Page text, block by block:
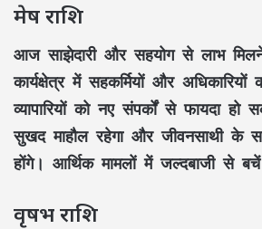
मेष राशि
आज साझेदारी और सहयोग से लाभ
कार्यक्षेत्र में सहकर्मियों और अधिकारियों
व्यापारियों को नए संपर्कों से फायदा हो
सुखद माहौल रहेगा और जीवनसाथी के
होंगे। आर्थिक मामलों में जल्दबाजी से
वृषभ राशि